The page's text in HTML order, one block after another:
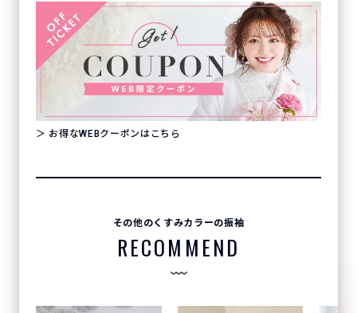
＞ お得なWEBクーポンはこちら
その他のくすみカラーの振袖
RECOMMEND